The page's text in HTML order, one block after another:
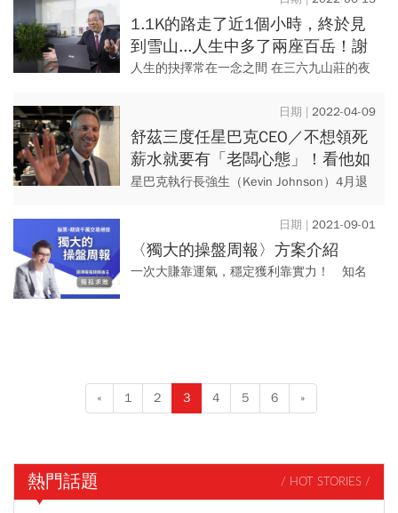
片記者會坦承罹...
1.1K的路走了近1個小時，終於見
到雪山...人生中多了兩座百岳！謝
金河：抉擇常在一念之間
人生的抉擇常在一念之間 在三六九山莊的夜
點，吃過早餐，家誠和老羅問我要不要打退
堂鼓，天亮後下山？...
2022-04-09
舒茲三度任星巴克CEO／不想領死
薪水就要有「老闆心態」！看他如
何從夥計變當家「賣星巴克體驗」
星巴克執行長強生（Kevin Johnson）4月退
執行長職務，這已經是他第三度回鍋。舒...
2021-09-01
〈獨大的操盤周報〉方案介紹
一次大賺靠運氣，穩定獲利靠實力！ 知名
« 1 2 3 4 5 6 »
熱門話題 / HOT STORIES /